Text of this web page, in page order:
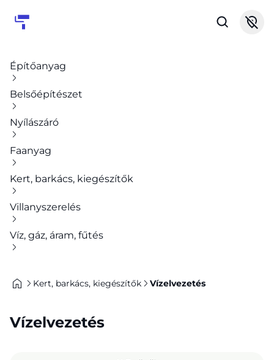
Építőanyag
Belsőépítészet
Nyílászáró
Faanyag
Kert, barkács, kiegészítők
Villanyszerelés
Víz, gáz, áram, fűtés
Kert, barkács, kiegészítők Vízelvezetés
Vízelvezetés